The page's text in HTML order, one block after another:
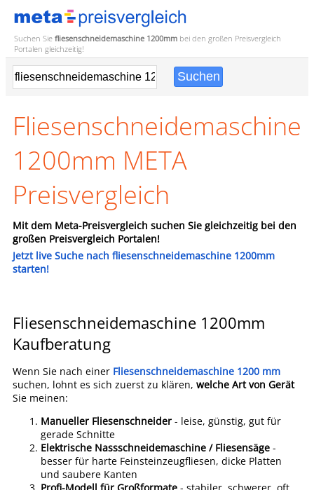
Suchen Sie fliesenschneidemaschine 1200mm bei den großen Preisvergleich
Portalen gleichzeitig!
Fliesenschneidemaschine
1200mm META
Preisvergleich
Mit dem Meta-Preisvergleich suchen Sie gleichzeitig bei den
großen Preisvergleich Portalen!
Jetzt live Suche nach fliesenschneidemaschine 1200mm
starten!
Fliesenschneidemaschine 1200mm
Kaufberatung
Wenn Sie nach einer Fliesenschneidemaschine 1200 mm
suchen, lohnt es sich zuerst zu klären, welche Art von Gerät
Sie meinen:
Manueller Fliesenschneider - leise, günstig, gut für
gerade Schnitte
Elektrische Nassschneidemaschine / Fliesensäge -
besser für harte Feinsteinzeugfliesen, dicke Platten
und saubere Kanten